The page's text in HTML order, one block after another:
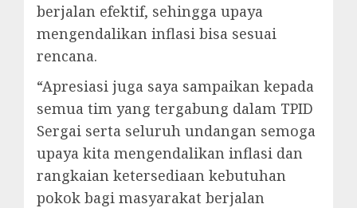
berjalan efektif, sehingga upaya
mengendalikan inflasi bisa sesuai
rencana.
“Apresiasi juga saya sampaikan kepada
semua tim yang tergabung dalam TPID
Sergai serta seluruh undangan semoga
upaya kita mengendalikan inflasi dan
rangkaian ketersediaan kebutuhan
pokok bagi masyarakat berjalan